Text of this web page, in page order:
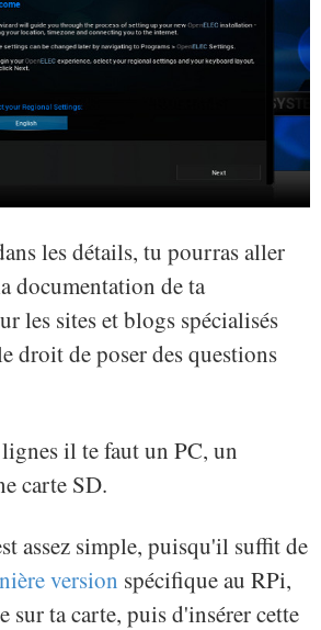
les détails, tu pourras aller
documentation de ta
les sites et blogs spécialisés
droit de poser des questions
il te faut un PC, un
carte SD.
assez simple, puisqu'il suffit de
version spécifique au RPi,
sur ta carte, puis d'insérer cette